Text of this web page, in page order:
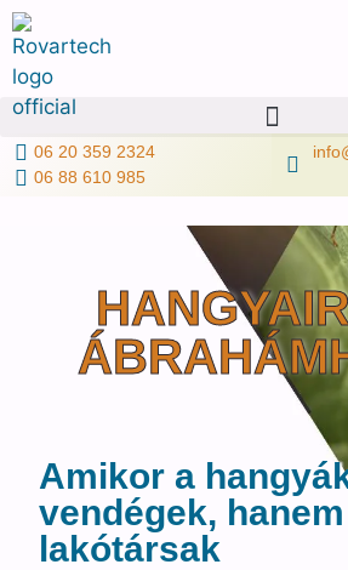
06 20 359 2324
06 88 610 985
Amikor a
vendégek, hanem
lakótársak